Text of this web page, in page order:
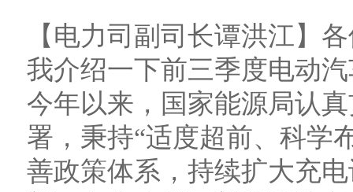
【电力司副司长谭洪江】
我介绍一下前三季度电动
今年以来，国家能源局认
署，秉持“适度超前、科学
善政策体系，持续扩大充